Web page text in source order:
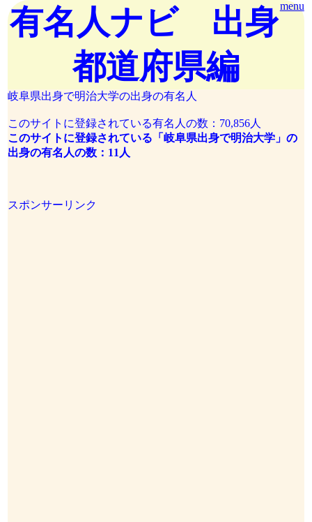
menu
有名人ナビ 出身
都道府県編
岐阜県出身で明治大学の出身の有名人
このサイトに登録されている有名人の数：70,856人
このサイトに登録されている「岐阜県出身で明治大学」の
出身の有名人の数：11人
スポンサーリンク